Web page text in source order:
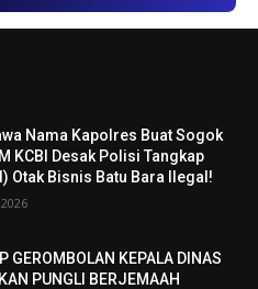
Nama Kapolres Buat Sogok
KCBI Desak Polisi Tangkap
Otak Bisnis Batu Bara Ilegal!
GEROMBOLAN KEPALA DINAS
PUNGLI BERJEMAAH